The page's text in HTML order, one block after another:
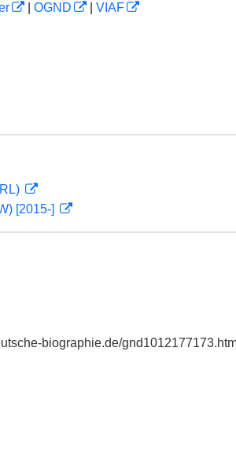
OGND
VIAF
[2015-]
biographie.de/